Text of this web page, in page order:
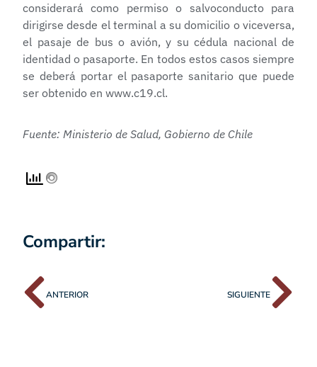
considerará como permiso o salvoconducto para
dirigirse desde el terminal a su domicilio o viceversa,
el pasaje de bus o avión, y su cédula nacional de
identidad o pasaporte. En todos estos casos siempre
se deberá portar el pasaporte sanitario que puede
ser obtenido en www.c19.cl.
Fuente: Ministerio de Salud, Gobierno de Chile
Compartir:
ANTERIOR SIGUIENTE